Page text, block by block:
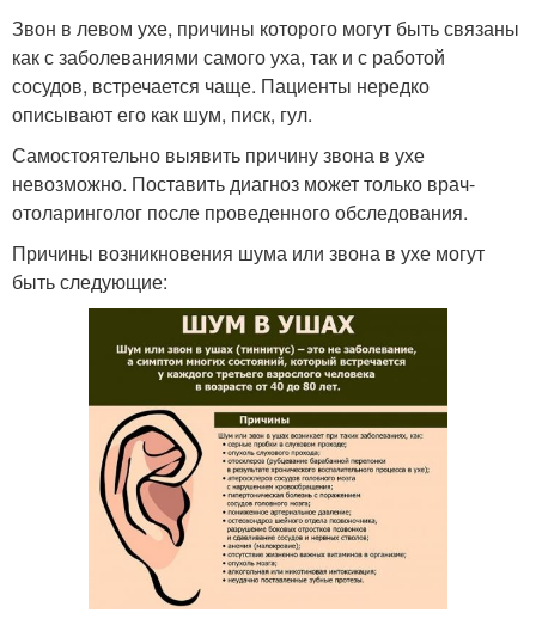
Звон в левом ухе, причины которого могут быть связаны
как с заболеваниями самого уха, так и с работой
сосудов, встречается чаще. Пациенты нередко
описывают его как шум, писк, гул.
Самостоятельно выявить причину звона в ухе
невозможно. Поставить диагноз может только врач-
отоларинголог после проведенного обследования.
Причины возникновения шума или звона в ухе могут
быть следующие: